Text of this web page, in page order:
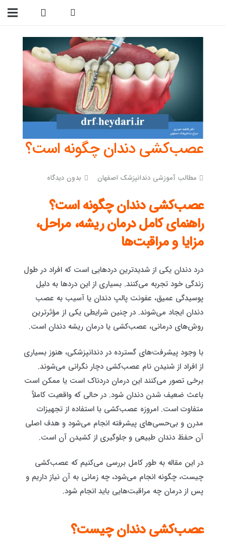
عصب‌کشی دندان چگونه است؟
مطالب آموزشی دندانپزشک اصفهان بدون دیدگاه
عصب‌کشی دندان چگونه است؟
راهنمای کامل درمان ریشه، مراحل،
مزایا و مراقبت‌ها
درد دندان یکی از شدیدترین دردهایی است که افراد در طول
زندگی خود تجربه می‌کنند. بسیاری از این دردها به دلیل
پوسیدگی عمیق، عفونت پالپ دندان یا آسیب به عصب
دندان ایجاد می‌شوند. در چنین شرایطی یکی از مؤثرترین
روش‌های درمانی، عصب‌کشی یا درمان ریشه دندان است.
با وجود پیشرفت‌های گسترده در دندانپزشکی، هنوز بسیاری
از افراد از شنیدن نام عصب‌کشی دچار نگرانی می‌شوند.
برخی تصور می‌کنند این درمان دردناک است یا ممکن است
باعث ضعیف شدن دندان شود. در حالی که واقعیت کاملاً
متفاوت است. امروزه عصب‌کشی با استفاده از تجهیزات
مدرن و بی‌حسی‌های پیشرفته انجام می‌شود و هدف اصلی
آن حفظ دندان طبیعی و جلوگیری از کشیدن آن است.
در این مقاله به طور کامل بررسی می‌کنیم که عصب‌کشی
چیست، چگونه انجام می‌شود، چه زمانی به آن نیاز داریم و
پس از درمان چه مراقبت‌هایی باید انجام شود.
عصب‌کشی دندان چیست؟